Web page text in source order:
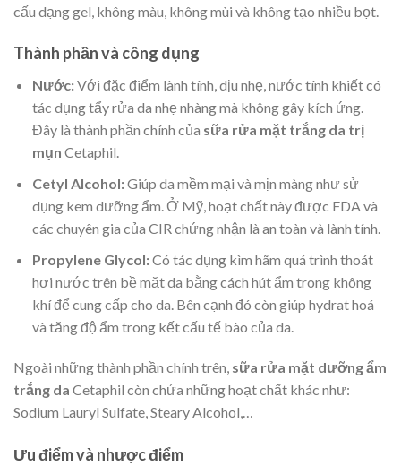
cấu dạng gel, không màu, không mùi và không tạo nhiều bọt.
Thành phần và công dụng
Nước:Với đặc điểm lành tính, dịu nhẹ, nước tính khiết có
tác dụng tẩy rửa da nhẹ nhàng mà không gây kích ứng.
Đây là thành phần chính của sữa rửa mặt trắng da trị
mụn Cetaphil.
Cetyl Alcohol:Giúp da mềm mại và mịn màng như sử
dụng kem dưỡng ẩm. Ở Mỹ, hoạt chất này được FDA và
các chuyên gia của CIR chứng nhận là an toàn và lành tính.
Propylene Glycol:Có tác dụng kìm hãm quá trình thoát
hơi nước trên bề mặt da bằng cách hút ẩm trong không
khí để cung cấp cho da. Bên cạnh đó còn giúp hydrat hoá
và tăng độ ẩm trong kết cấu tế bào của da.
Ngoài những thành phần chính trên, sữa rửa mặt dưỡng ẩm
trắng da Cetaphil còn chứa những hoạt chất khác như:
Sodium Lauryl Sulfate, Steary Alcohol,…
Ưu điểm và nhược điểm